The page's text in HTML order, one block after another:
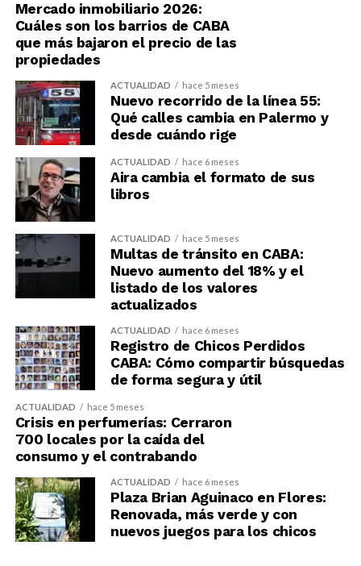
Mercado inmobiliario 2026:
Cuáles son los barrios de CABA
que más bajaron el precio de las
propiedades
ACTUALIDAD hace 5 meses
Nuevo recorrido de la línea 55:
Qué calles cambia en Palermo y
desde cuándo rige
ACTUALIDAD hace 6 meses
Aira cambia el formato de sus
libros
ACTUALIDAD hace 5 meses
Multas de tránsito en CABA:
Nuevo aumento del 18% y el
listado de los valores
actualizados
ACTUALIDAD hace 6 meses
Registro de Chicos Perdidos
CABA: Cómo compartir búsquedas
de forma segura y útil
ACTUALIDAD hace 5 meses
Crisis en perfumerías: Cerraron
700 locales por la caída del
consumo y el contrabando
ACTUALIDAD hace 6 meses
Plaza Brian Aguinaco en Flores:
Renovada, más verde y con
nuevos juegos para los chicos